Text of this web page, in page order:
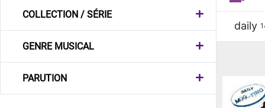
COLLECTION / SÉRIE
GENRE MUSICAL
PARUTION
daily